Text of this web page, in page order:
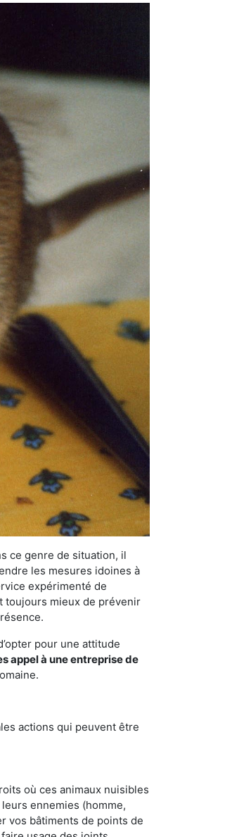
ce genre de situation, il
les mesures idoines à
expérimenté de
toujours mieux de prévenir
pour une attitude
appel à une entreprise de
actions qui peuvent être
où ces animaux nuisibles
ennemies (homme,
vos bâtiments de points de